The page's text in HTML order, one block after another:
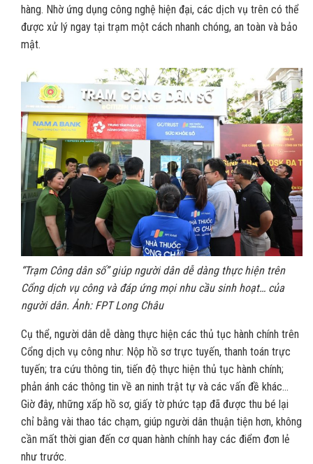
hàng. Nhờ ứng dụng công nghệ hiện đại, các dịch vụ trên có thể
được xử lý ngay tại trạm một cách nhanh chóng, an toàn và bảo
mật.
“Trạm Công dân số” giúp người dân dễ dàng thực hiện trên
Cổng dịch vụ công và đáp ứng mọi nhu cầu sinh hoạt… của
người dân. Ảnh: FPT Long Châu
Cụ thể, người dân dễ dàng thực hiện các thủ tục hành chính trên
Cổng dịch vụ công như: Nộp hồ sơ trực tuyến, thanh toán trực
tuyến; tra cứu thông tin, tiến độ thực hiện thủ tục hành chính;
phản ánh các thông tin về an ninh trật tự và các vấn đề khác…
Giờ đây, những xấp hồ sơ, giấy tờ phức tạp đã được thu bé lại
chỉ bằng vài thao tác chạm, giúp người dân thuận tiện hơn, không
cần mất thời gian đến cơ quan hành chính hay các điểm đơn lẻ
như trước.